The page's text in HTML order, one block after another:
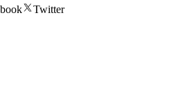
Twitter